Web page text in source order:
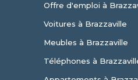
Offre d'emploi à
Voitures à Brazzaville
Meubles à Brazzaville
Téléphones à